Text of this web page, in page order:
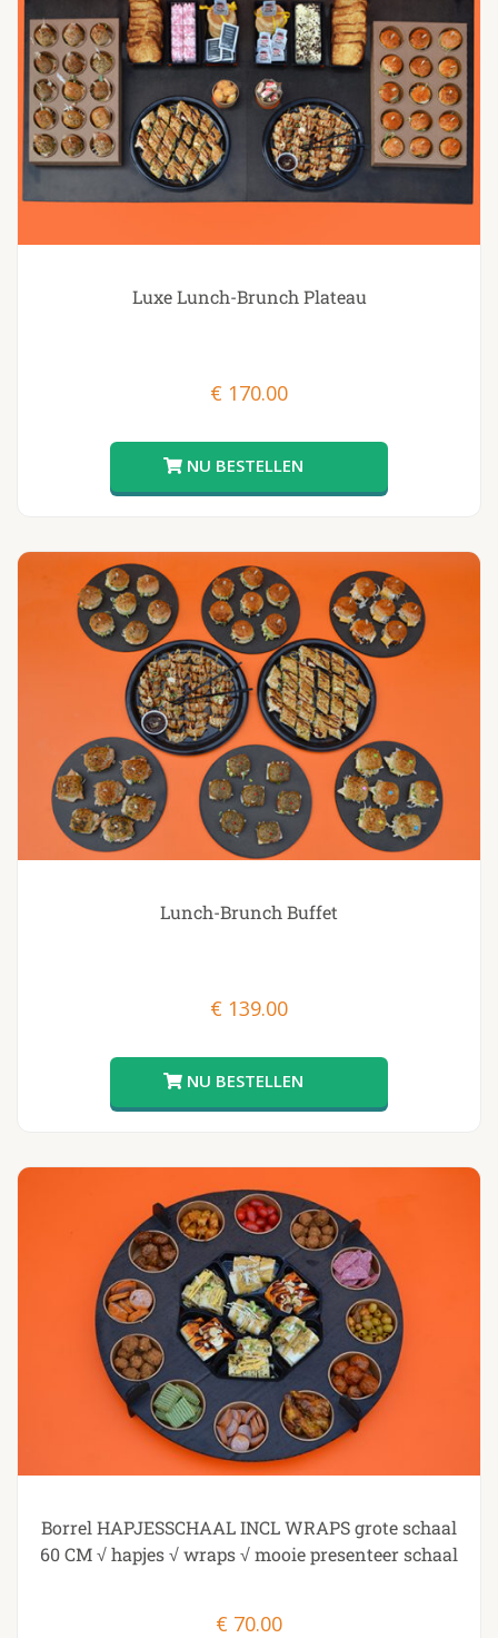
Luxe Lunch-Brunch Plateau
€ 170.00
Lunch-Brunch Buffet
€ 139.00
Borrel HAPJESSCHAAL INCL WRAPS grote schaal
60 CM √ hapjes √ wraps √ mooie presenteer schaal
€ 70.00